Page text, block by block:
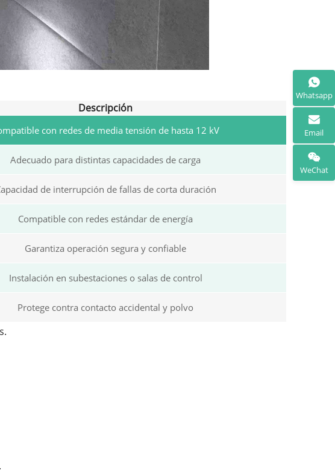
Descripción
con redes de media tensión de hasta 12 kV
Adecuado para distintas capacidades de carga
de interrupción de fallas de corta duración
Compatible con redes estándar de energía
Garantiza operación segura y confiable
Instalación en subestaciones o salas de control
Protege contra contacto accidental y polvo
Whatsapp
Email
WeChat